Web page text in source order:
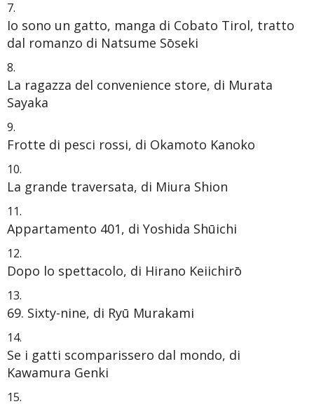
Io sono un gatto, manga di Cobato Tirol, tratto
dal romanzo di Natsume Sōseki
La ragazza del convenience store, di Murata
Sayaka
Frotte di pesci rossi, di Okamoto Kanoko
La grande traversata, di Miura Shion
Appartamento 401, di Yoshida Shūichi
Dopo lo spettacolo, di Hirano Keiichirō
69. Sixty-nine, di Ryū Murakami
Se i gatti scomparissero dal mondo, di
Kawamura Genki